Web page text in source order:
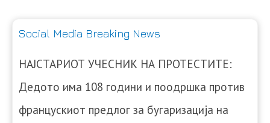
Social Media Breaking News
НАЈСТАРИОТ УЧЕСНИК НА ПРОТЕСТИТЕ:
Дедото има 108 години и поодршка против
францускиот предлог за бугаризација на